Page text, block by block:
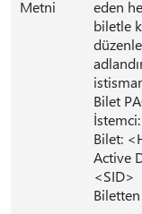
Metni
eden
biletle
Bilet
Bilet:
Active
<SID>